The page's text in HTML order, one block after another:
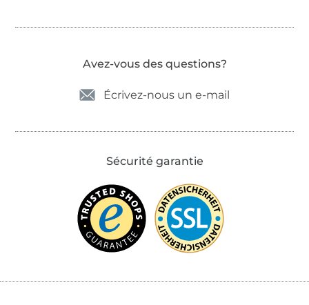
Avez-vous des questions?
Écrivez-nous un e-mail
Sécurité garantie